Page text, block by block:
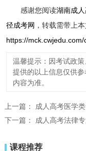
感谢您阅读湖南成
径成考网 ，转载需带上
https://mck.cwjedu.com/
温馨提示：因考试政
提供的以上信息仅供
内容为准。
上一篇： 成人高考医学
下一篇： 成人高考法律
课程推荐